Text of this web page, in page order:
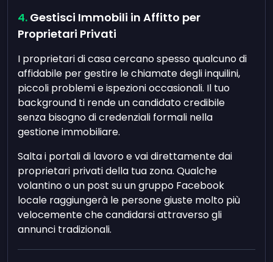
Gestisci Immobili in Affitto per
Proprietari Privati
I proprietari di casa cercano spesso qualcuno di
affidabile per gestire le chiamate degli inquilini,
piccoli problemi e ispezioni occasionali. Il tuo
background ti rende un candidato credibile
senza bisogno di credenziali formali nella
gestione immobiliare.
Salta i portali di lavoro e vai direttamente dai
proprietari privati della tua zona. Qualche
volantino o un post su un gruppo Facebook
locale raggiungerà le persone giuste molto più
velocemente che candidarsi attraverso gli
annunci tradizionali.